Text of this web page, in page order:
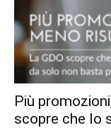
Più
scopre che lo